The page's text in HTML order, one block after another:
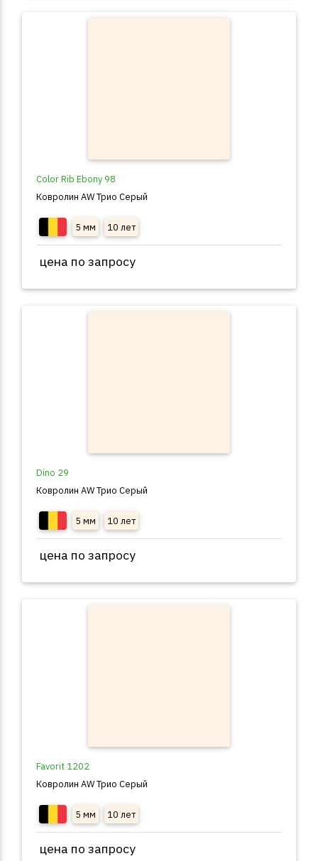
Color Rib Ebony 98
Ковролин AW Трио Серый
5 мм 10 лет
цена по запросу
Dino 29
Ковролин AW Трио Серый
5 мм 10 лет
цена по запросу
Favorit 1202
Ковролин AW Трио Серый
5 мм 10 лет
цена по запросу